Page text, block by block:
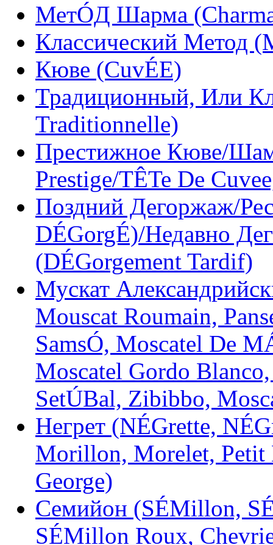
МетÓД Шарма
Классический Метод
Кюве (CuvÉE)
Традиционный, Или
Traditionnelle)
Престижное Кюве/
Prestige/TÊTe De
Поздний Дегоржаж/
DÉGorgÉ)/Недавно
(DÉGorgement Tardif)
Мускат
Mouscat Roumain,
SamsÓ, Moscatel De
Moscatel Gordo
SetÚBal, Zibibbo,
Негрет (NÉGrette,
Morillon, Morelet, Petit
George)
Семийон (SÉMillon,
SÉMillon Roux,